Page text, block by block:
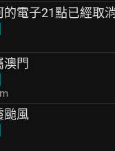
的電子21點已經取
澳門
颱風